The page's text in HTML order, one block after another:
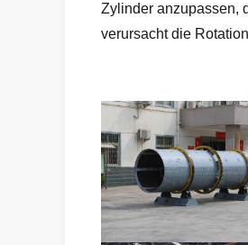
Zylinder anzupassen,
verursacht die